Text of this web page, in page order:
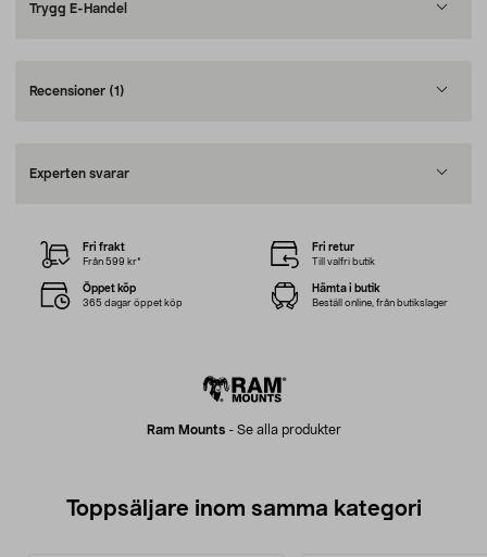
Trygg E-Handel
Recensioner (1)
Experten svarar
Ram Mounts- Se alla produkter
Fri frakt
Från 599 kr*
Fri retur
Till valfri butik
Öppet köp
365 dagar öppet köp
Hämta i butik
Beställ online, från butikslager
Toppsäljare inom samma kategori